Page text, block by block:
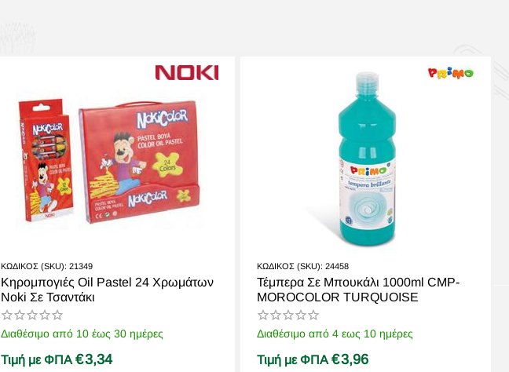
ΚΩΔΙΚΟΣ (SKU): 21349
Κηρομπογιές Oil Pastel 24 Χρωμάτων
Noki Σε Τσαντάκι
Διαθέσιμο από 10 έως 30 ημέρες
Τιμή με ΦΠΑ €3,34
ΚΩΔΙΚΟΣ (SKU): 24458
Τέμπερα Σε Μπουκάλι 1000ml CMP-
MOROCOLOR TURQUOISE
Διαθέσιμο από 4 εως 10 ημέρες
Τιμή με ΦΠΑ €3,96